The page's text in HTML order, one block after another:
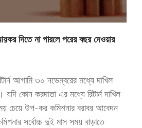
দিতে না পারলে পরের বছর দেওয়ার
আগামি ৩০ নভেম্বরের মধ্যে দাখিল
যদি কোন করদাতা এর মধ্যে রিটার্ন দাখিল
চেয়ে উপ-কর কমিশনার বরাবর আবেদন
সর্বোচ্চ দুই মাস সময় বাড়াতে